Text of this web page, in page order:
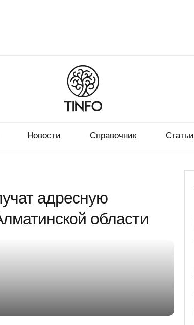
Новости Справочник Статьи
адресную
области